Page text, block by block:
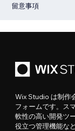
留意事項
Wix Studio は制作
フォームです。ス
軟性の高い開発ツ
役立つ管理機能な